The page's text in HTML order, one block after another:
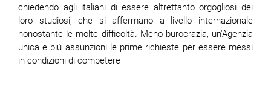
chiedendo agli italiani di essere altrettanto orgogliosi dei
loro studiosi, che si affermano a livello internazionale
nonostante le molte difficoltà. Meno burocrazia, un'Agenzia
unica e più assunzioni le prime richieste per essere messi
in condizioni di competere